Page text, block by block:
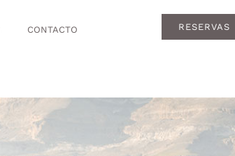
CONTACTO RESERVAS